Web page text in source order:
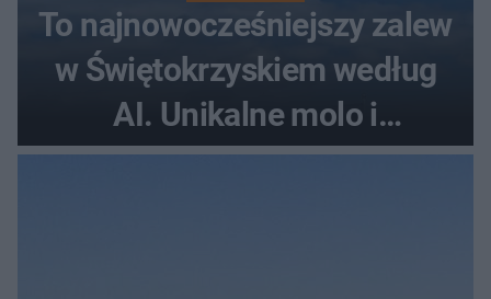
To najnowocześniejszy zalew
w Świętokrzyskiem według
AI. Unikalne molo i
promenada